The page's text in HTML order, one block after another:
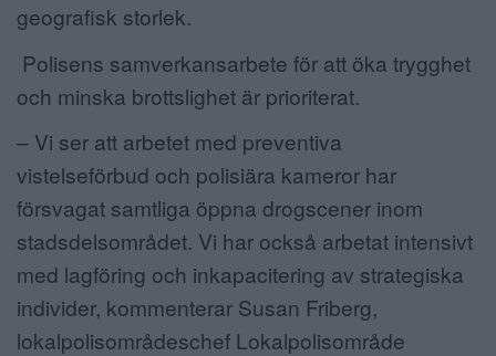
geografisk storlek.
Polisens samverkansarbete för att öka trygghet
och minska brottslighet är prioriterat.
– Vi ser att arbetet med preventiva
vistelseförbud och polisiära kameror har
försvagat samtliga öppna drogscener inom
stadsdelsområdet. Vi har också arbetat intensivt
med lagföring och inkapacitering av strategiska
individer, kommenterar Susan Friberg,
lokalpolisområdeschef Lokalpolisområde